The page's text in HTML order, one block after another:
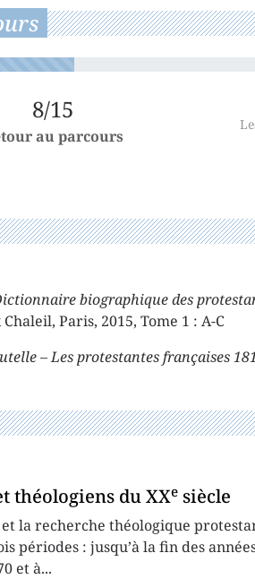
8/15
au parcours
biographique des
Paris, 2015, Tome 1 : A-C
– Les protestantes françaises
théologiens du XXe siècle
et la recherche théologique
périodes : jusqu’à la fin des
et à...